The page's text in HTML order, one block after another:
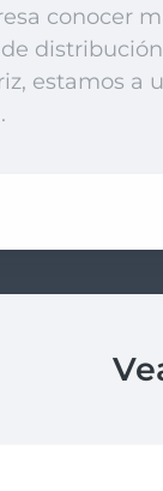
conocer
estamos a